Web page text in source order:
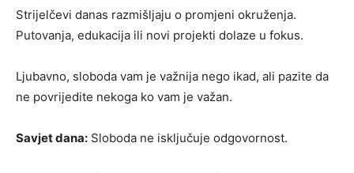
Strijelčevi danas razmišljaju o promjeni okruženja.
Putovanja, edukacija ili novi projekti dolaze u fokus.
Ljubavno, sloboda vam je važnija nego ikad, ali pazite da
ne povrijedite nekoga ko vam je važan.
Savjet dana: Sloboda ne isključuje odgovornost.